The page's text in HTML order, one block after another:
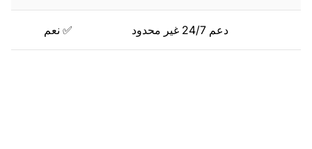
دعم 24/7 غير محدود ✅ نعم